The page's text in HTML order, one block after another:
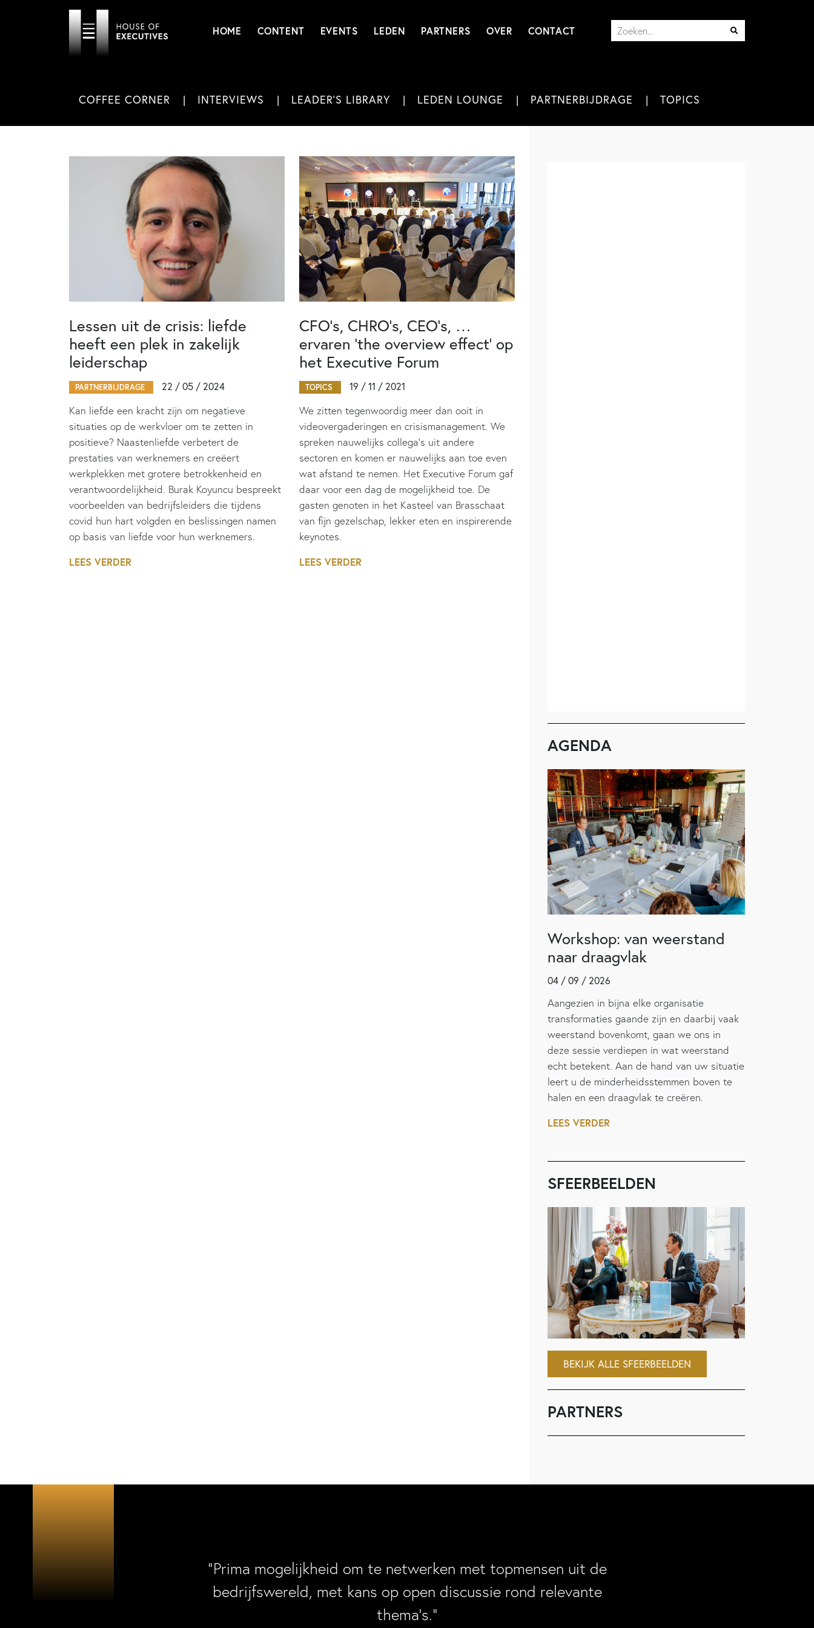
HOME CONTENT EVENTS LEDEN PARTNERS OVER CONTACT
COFFEE CORNER INTERVIEWS LEADER'S LIBRARY LEDEN LOUNGE PARTNERBIJDRAGE TOPICS
Lessen uit de crisis: liefde
heeft een plek in zakelijk
leiderschap
PARTNERBIJDRAGE 22 / 05 / 2024
Kan liefde een kracht zijn om negatieve
situaties op de werkvloer om te zetten in
positieve? Naastenliefde verbetert de
prestaties van werknemers en creëert
werkplekken met grotere betrokkenheid en
verantwoordelijkheid. Burak Koyuncu bespreekt
voorbeelden van bedrijfsleiders die tijdens
covid hun hart volgden en beslissingen namen
op basis van liefde voor hun werknemers.
LEES VERDER
CFO’s, CHRO’s, CEO’s, …
ervaren ’the overview effect’ op
het Executive Forum
TOPICS 19 / 11 / 2021
We zitten tegenwoordig meer dan ooit in
videovergaderingen en crisismanagement. We
spreken nauwelijks collega’s uit andere
sectoren en komen er nauwelijks aan toe even
wat afstand te nemen. Het Executive Forum gaf
daar voor een dag de mogelijkheid toe. De
gasten genoten in het Kasteel van Brasschaat
van fijn gezelschap, lekker eten en inspirerende
keynotes.
LEES VERDER
AGENDA
Workshop: van weerstand
naar draagvlak
04 / 09 / 2026
Aangezien in bijna elke organisatie
transformaties gaande zijn en daarbij vaak
weerstand bovenkomt, gaan we ons in
deze sessie verdiepen in wat weerstand
echt betekent. Aan de hand van uw situatie
leert u de minderheidsstemmen boven te
halen en een draagvlak te creëren.
LEES VERDER
SFEERBEELDEN
BEKIJK ALLE SFEERBEELDEN
PARTNERS
“Prima mogelijkheid om te netwerken met topmensen uit de
bedrijfswereld, met kans op open discussie rond relevante
thema’s.”